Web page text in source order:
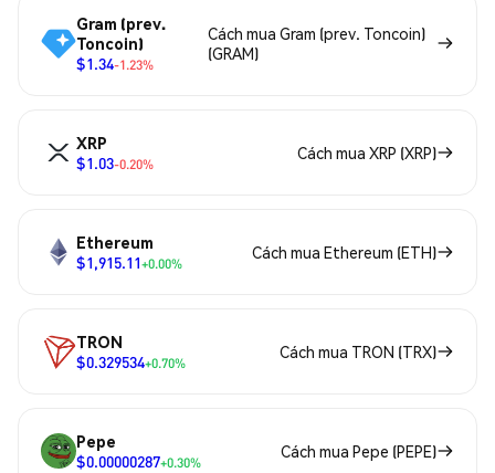
Gram (prev.
Toncoin)
$1.34-1.23%
Cách mua Gram (prev. Toncoin)
(GRAM)
XRP
$1.03-0.20%
Cách mua XRP (XRP)
Ethereum
$1,915.11+0.00%
Cách mua Ethereum (ETH)
TRON
$0.329534+0.70%
Cách mua TRON (TRX)
Pepe
$0.00000287+0.30%
Cách mua Pepe (PEPE)